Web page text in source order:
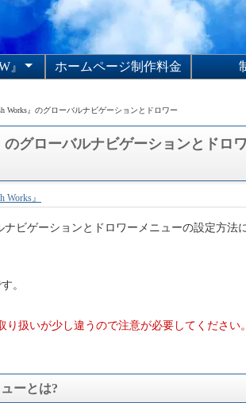
』
ホームページ制作料金
Works』のグローバルナビゲーションとドロワー
グローバルナビゲーションとドロワ
Works』
ナビゲーションとドロワーメニューの設定方法
。
扱いが少し違うので注意が必要してください。
ーとは?